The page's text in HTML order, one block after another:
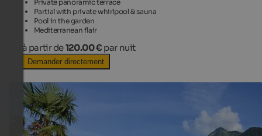
Private panoramic terrace
Partial with private whirlpool & sauna
Pool in the garden
Mediterranean flair
à partir de120.00 € par nuit
Demander directement